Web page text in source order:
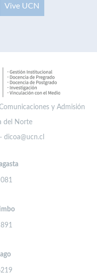
Vive UCN
y Admisión
del Norte
dicoa@ucn.cl